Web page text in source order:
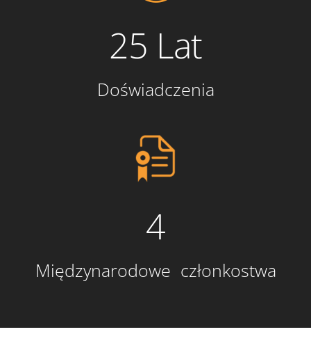
25 Lat
Doświadczenia
4
Międzynarodowe członkostwa